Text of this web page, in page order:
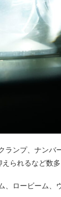
ンプ、ナンバ
られるなど数多
ロービーム、